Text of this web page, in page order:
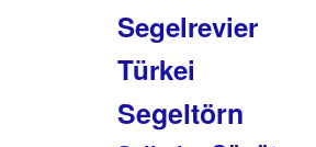
Segelrevier
Türkei
Segeltörn